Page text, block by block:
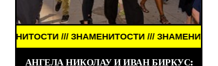
/// ЗНАМЕНИТОСТИ ///
АНГЕЛА НИКОЛАУ И ИВАН БИРКУС: